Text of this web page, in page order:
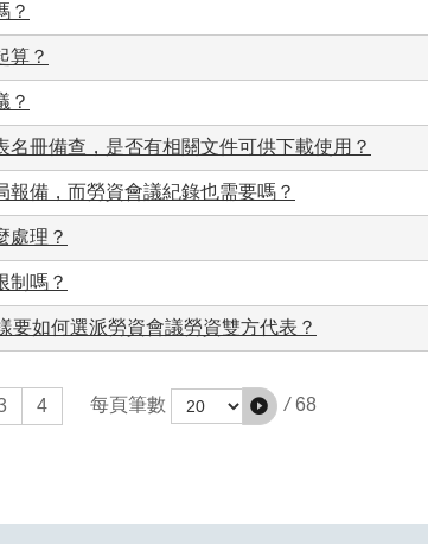
？
算？
？
冊備查，是否有相關文件可供下載使用？
備，而勞資會議紀錄也需要嗎？
處理？
制嗎？
要如何選派勞資會議勞資雙方代表？
4 每頁筆數 / 68